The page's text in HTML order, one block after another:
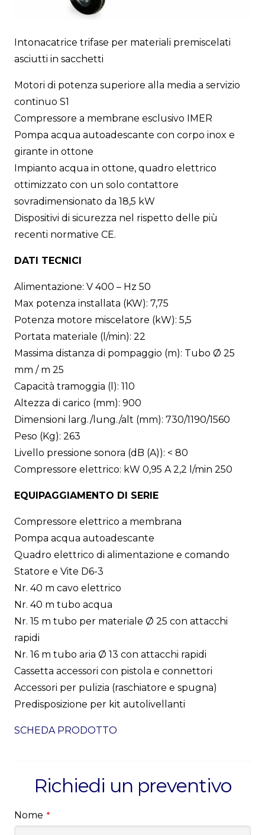
Intonacatrice trifase per materiali premiscelati
asciutti in sacchetti
Motori di potenza superiore alla media a servizio
continuo S1
Compressore a membrane esclusivo IMER
Pompa acqua autoadescante con corpo inox e
girante in ottone
Impianto acqua in ottone, quadro elettrico
ottimizzato con un solo contattore
sovradimensionato da 18,5 kW
Dispositivi di sicurezza nel rispetto delle più
recenti normative CE.
DATI TECNICI
Alimentazione: V 400 – Hz 50
Max potenza installata (KW): 7,75
Potenza motore miscelatore (kW): 5,5
Portata materiale (l/min): 22
Massima distanza di pompaggio (m): Tubo Ø 25
mm / m 25
Capacità tramoggia (l): 110
Altezza di carico (mm): 900
Dimensioni larg./lung./alt (mm): 730/1190/1560
Peso (Kg): 263
Livello pressione sonora (dB (A)): < 80
Compressore elettrico: kW 0,95 A 2,2 l/min 250
EQUIPAGGIAMENTO DI SERIE
Compressore elettrico a membrana
Pompa acqua autoadescante
Quadro elettrico di alimentazione e comando
Statore e Vite D6-3
Nr. 40 m cavo elettrico
Nr. 40 m tubo acqua
Nr. 15 m tubo per materiale Ø 25 con attacchi
rapidi
Nr. 16 m tubo aria Ø 13 con attacchi rapidi
Cassetta accessori con pistola e connettori
Accessori per pulizia (raschiatore e spugna)
Predisposizione per kit autolivellanti
SCHEDA PRODOTTO
Richiedi un preventivo
Nome *